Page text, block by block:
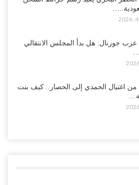
مطرح فدغم مع تحوله من معسكر
التحالف..!
السعودية.. سباق بين طارق والإصلاح
بصفوف قيادة “درع الوطن” المتمركز
هيكلة فصائلها بعد…
عرب جورنال: هل بدأ المجلس الانتقالي
من اغتيال الحمدي إلى الحصار.. كيف بنت